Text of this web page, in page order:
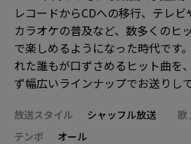
レコードからCDへの移行、テレビ
カラオケの普及など、数多くのヒ
で楽しめるようになった時代です
れた誰もが口ずさめるヒット曲を
ず幅広いラインナップでお送りして
放送スタイル シャッフル放送 歌
テンポ
オール